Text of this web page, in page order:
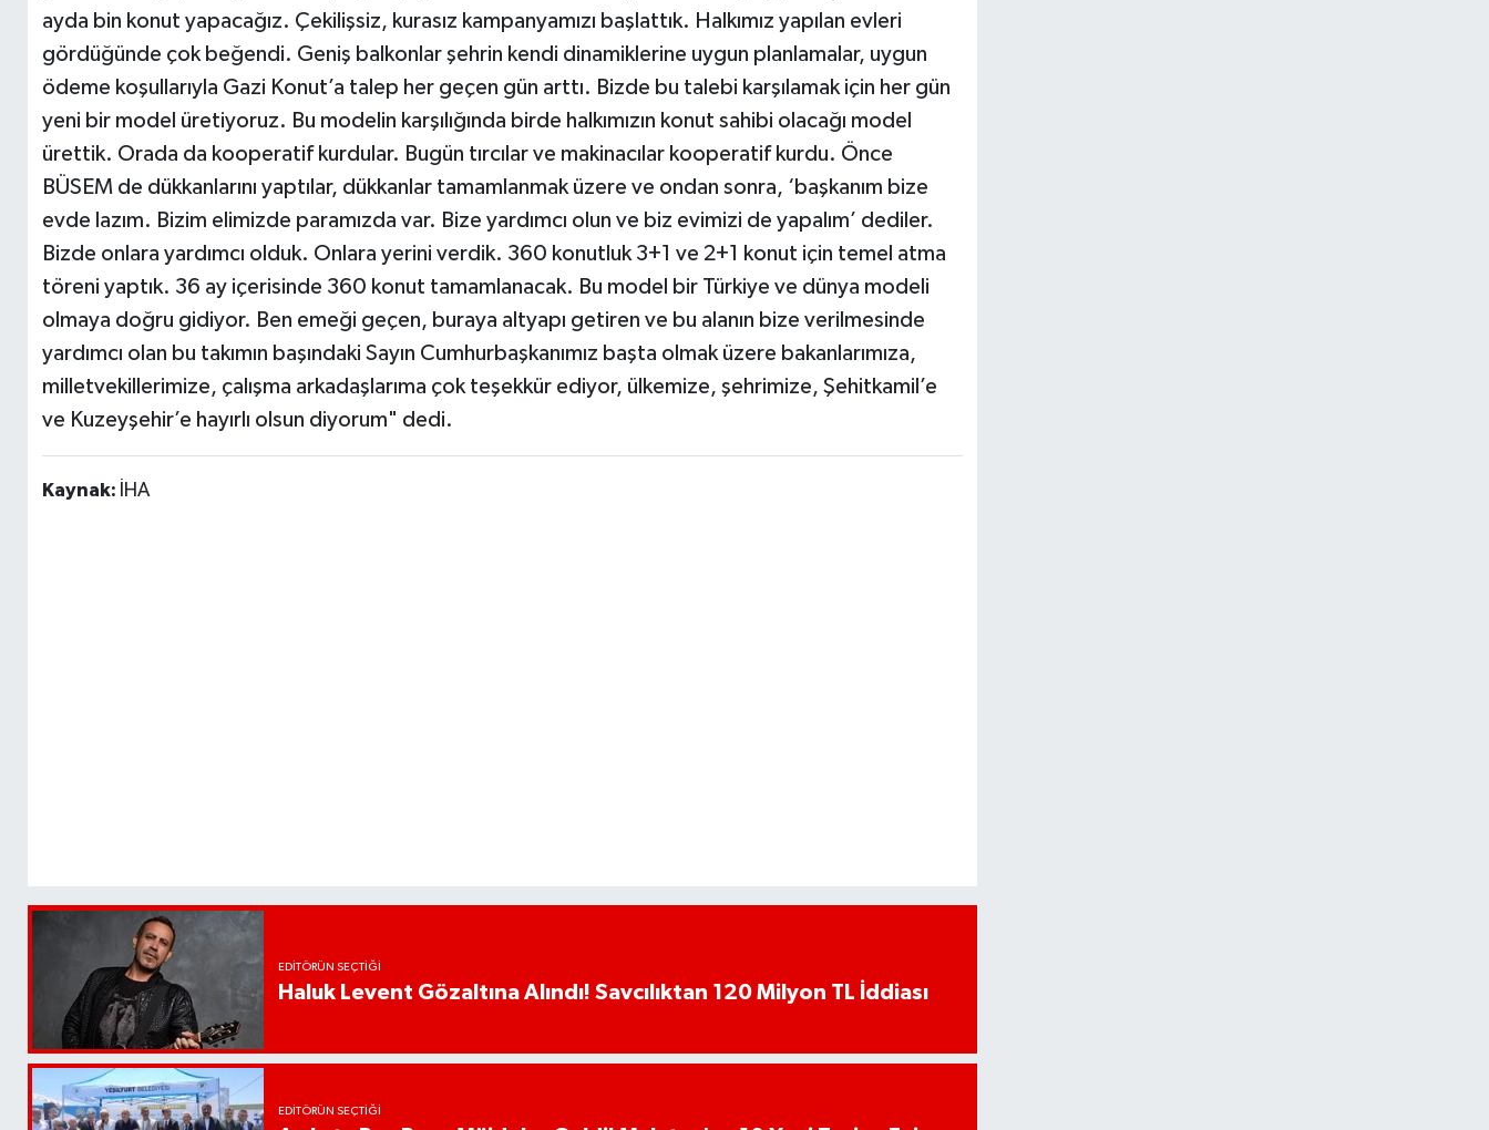
ayda bin konut yapacağız. Çekilişsiz, kurasız kampanyamızı başlattık. Halkımız yapılan evleri
gördüğünde çok beğendi. Geniş balkonlar şehrin kendi dinamiklerine uygun planlamalar, uygun
ödeme koşullarıyla Gazi Konut’a talep her geçen gün arttı. Bizde bu talebi karşılamak için her gün
yeni bir model üretiyoruz. Bu modelin karşılığında birde halkımızın konut sahibi olacağı model
ürettik. Orada da kooperatif kurdular. Bugün tırcılar ve makinacılar kooperatif kurdu. Önce
BÜSEM de dükkanlarını yaptılar, dükkanlar tamamlanmak üzere ve ondan sonra, ‘başkanım bize
evde lazım. Bizim elimizde paramızda var. Bize yardımcı olun ve biz evimizi de yapalım’ dediler.
Bizde onlara yardımcı olduk. Onlara yerini verdik. 360 konutluk 3+1 ve 2+1 konut için temel atma
töreni yaptık. 36 ay içerisinde 360 konut tamamlanacak. Bu model bir Türkiye ve dünya modeli
olmaya doğru gidiyor. Ben emeği geçen, buraya altyapı getiren ve bu alanın bize verilmesinde
yardımcı olan bu takımın başındaki Sayın Cumhurbaşkanımız başta olmak üzere bakanlarımıza,
milletvekillerimize, çalışma arkadaşlarıma çok teşekkür ediyor, ülkemize, şehrimize, Şehitkamil’e
ve Kuzeyşehir’e hayırlı olsun diyorum" dedi.
Kaynak: İHA
EDITÖRÜN SEÇTIĞI
Haluk Levent Gözaltına Alındı! Savcılıktan 120 Milyon TL İddiası
EDITÖRÜN SEÇTIĞI